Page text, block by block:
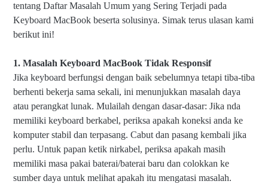
tentang Daftar Masalah Umum yang Sering Terjadi pada
Keyboard MacBook beserta solusinya. Simak terus ulasan kami
berikut ini!
1. Masalah Keyboard MacBook Tidak Responsif
Jika keyboard berfungsi dengan baik sebelumnya tetapi tiba-tiba
berhenti bekerja sama sekali, ini menunjukkan masalah daya
atau perangkat lunak. Mulailah dengan dasar-dasar: Jika nda
memiliki keyboard berkabel, periksa apakah koneksi anda ke
komputer stabil dan terpasang. Cabut dan pasang kembali jika
perlu. Untuk papan ketik nirkabel, periksa apakah masih
memiliki masa pakai baterai/baterai baru dan colokkan ke
sumber daya untuk melihat apakah itu mengatasi masalah.